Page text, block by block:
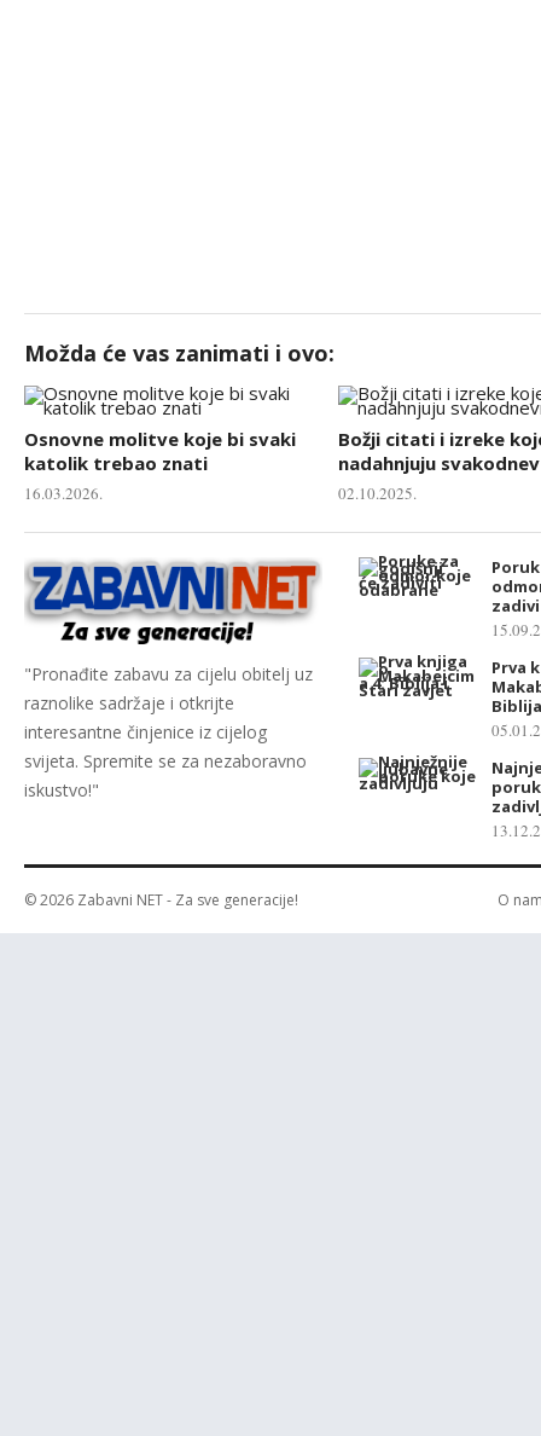
Možda će vas zanimati i ovo:
Osnovne molitve koje bi svaki
katolik trebao znati
16.03.2026.
Božji citati i izreke
nadahnjuju
02.10.2025.
"Pronađite zabavu za cijelu obitelj uz
raznolike sadržaje i otkrijte
interesantne činjenice iz cijelog
svijeta. Spremite se za nezaboravno
iskustvo!"
Prva
© 2026 Zabavni NET- Za sve generacije! O